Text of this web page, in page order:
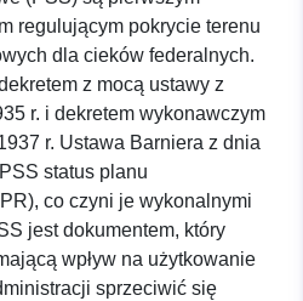
regulującym pokrycie terenu
dla cieków federalnych.
z mocą ustawy z
r. i dekretem wykonawczym
r. Ustawa Barniera z dnia
status planu
co czyni je wykonalnymi
jest dokumentem, który
wpływ na użytkowanie
sprzeciwić się